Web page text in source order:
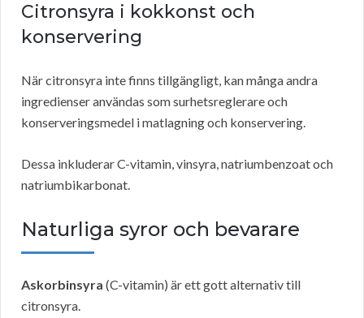
Citronsyra i kokkonst och
konservering
När citronsyra inte finns tillgängligt, kan många andra
ingredienser användas som surhetsreglerare och
konserveringsmedel i matlagning och konservering.
Dessa inkluderar C-vitamin, vinsyra, natriumbenzoat och
natriumbikarbonat.
Naturliga syror och bevarare
Askorbinsyra (C-vitamin) är ett gott alternativ till
citronsyra.